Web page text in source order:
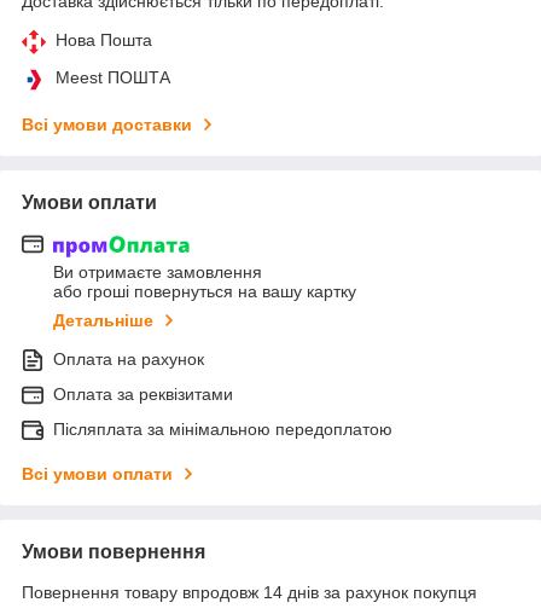
Нова Пошта
Meest ПОШТА
Всі умови доставки
Умови оплати
Ви отримаєте замовлення
або гроші повернуться на вашу картку
Детальніше
Оплата на рахунок
Оплата за реквізитами
Післяплата за мінімальною передоплатою
Всі умови оплати
Умови повернення
Повернення товару впродовж 14 днів за рахунок покупця